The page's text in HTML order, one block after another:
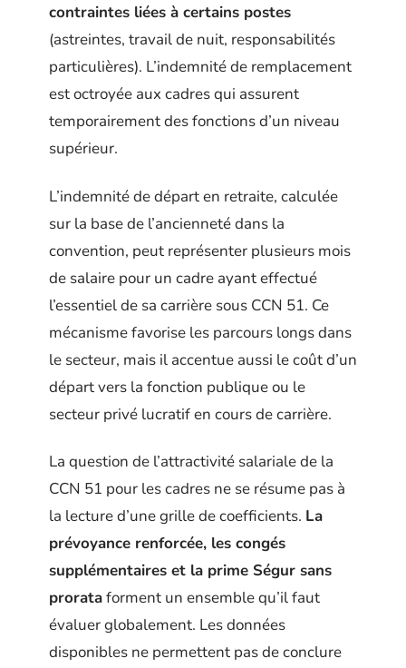
contraintes liées à certains postes
(astreintes, travail de nuit, responsabilités
particulières). L’indemnité de remplacement
est octroyée aux cadres qui assurent
temporairement des fonctions d’un niveau
supérieur.
L’indemnité de départ en retraite, calculée
sur la base de l’ancienneté dans la
convention, peut représenter plusieurs mois
de salaire pour un cadre ayant effectué
l’essentiel de sa carrière sous CCN 51. Ce
mécanisme favorise les parcours longs dans
le secteur, mais il accentue aussi le coût d’un
départ vers la fonction publique ou le
secteur privé lucratif en cours de carrière.
La question de l’attractivité salariale de la
CCN 51 pour les cadres ne se résume pas à
la lecture d’une grille de coefficients. La
prévoyance renforcée, les congés
supplémentaires et la prime Ségur sans
prorataforment un ensemble qu’il faut
évaluer globalement. Les données
disponibles ne permettent pas de conclure